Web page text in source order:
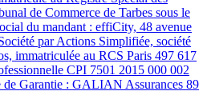
de Commerce de Tarbes sous le
du mandant : effiCity, 48 avenue
par Actions Simplifiée, société
immatriculée au RCS Paris 497 617
CPI 7501 2015 000 002
Garantie : GALIAN Assurances 89